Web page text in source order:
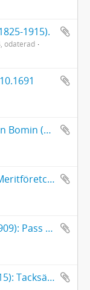
1915).
odaterad
Funck, Adelheid Elisabeth, född von Bomin (1718-1778): Begravningsverser vid hennes jordfästning 1778
Funck, Fredrik Jacob (1778-1864): Meritföretckning (1807). Brev (1858-1862) från och till Fredrik Jacob Funck.
Funck, Thomas Alexander (1848-1909): Pass 05.07.1873. Brev, 1 st., 1880, till Th. A. Funck
Ehrenborg, Johan Daniel (1744-1815): Tacksägelse 1815. Bouppteckning. Arvskifte